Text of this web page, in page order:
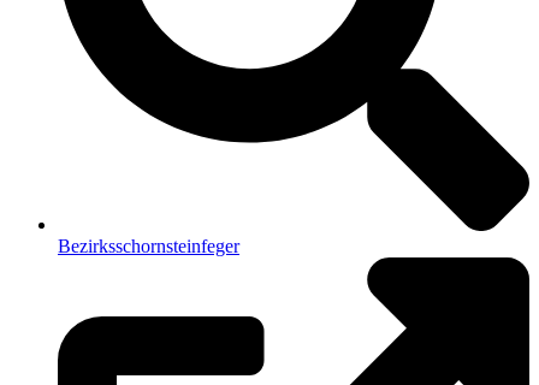
Bezirksschornsteinfeger